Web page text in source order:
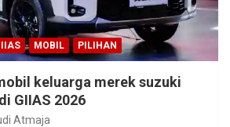
MOBIL PILIHAN
keluarga merek suzuki
GIIAS 2026
Atmaja